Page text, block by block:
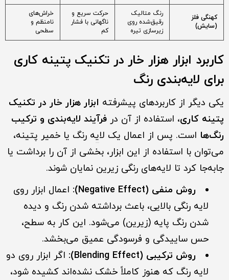
کهنگی فلز
(سایش)
رنگ متالیک
رقیق‌شده روی
زیرسازی تیره
حرکت سریع و
ناگهانی با فشار
کم
خراش‌های
نامنظم و
سطحی
کاربرد ابزار هزار خار در تکنیک پتینه کاری
برای لایه‌بندی رنگ
یکی دیگر از کاربردهای پیشرفته ابزار هزار خار در تکنیک
پتینه کاری، استفاده از آن در فرآیند لایه‌بندی و ترکیب
رنگ‌ها است. پس از اعمال یک لایه رنگ یا خمیر پتینه،
می‌توان با استفاده از این ابزار، بخشی از آن را برداشت یا
جابه‌جا کرد تا لایه‌های رنگی زیرین نمایان شوند.
روش منفی (Negative Effect):
اعمال ابزار روی
لایه رنگی بالایی، باعث برداشته شدن رنگ و دیده
شدن رنگ پایه (زیرین) می‌شود. این کار به سطح،
حس ساییدگی و فرسودگی عمیق می‌بخشد.
روش ترکیبی (Blending Effect):
اگر ابزار روی دو
لایه رنگ که هنوز کاملاً خشک نشده‌اند کشیده شود،